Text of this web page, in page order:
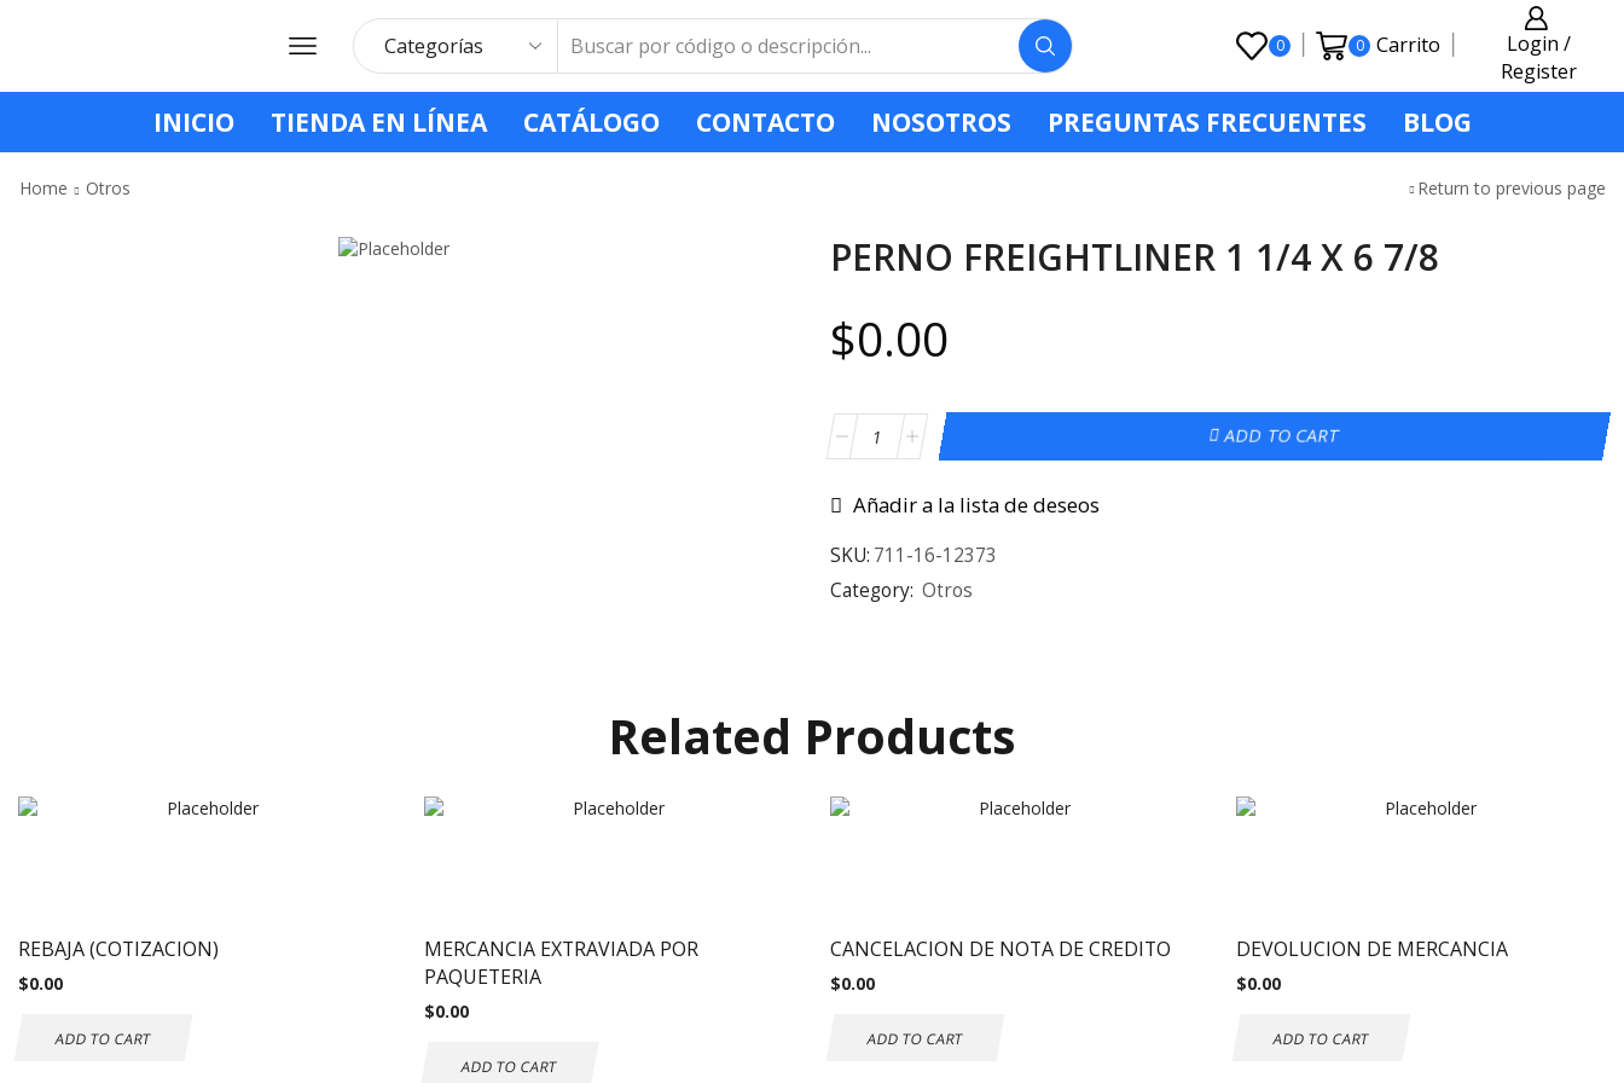
0 0 Carrito
Login /
Register
INICIO TIENDA EN LÍNEA CATÁLOGO CONTACTO NOSOTROS PREGUNTAS FRECUENTES BLOG
Home Otros Return to previous page
PERNO FREIGHTLINER 1 1/4 X 6 7/8
$0.00
ADD TO CART
Añadir a la lista de deseos
SKU: 711-16-12373
Category: Otros
Related Products
REBAJA (COTIZACION)
$0.00
ADD TO CART
MERCANCIA EXTRAVIADA POR
PAQUETERIA
$0.00
ADD TO CART
CANCELACION DE NOTA DE CREDITO
$0.00
ADD TO CART
DEVOLUCION DE MERCANCIA
$0.00
ADD TO CART